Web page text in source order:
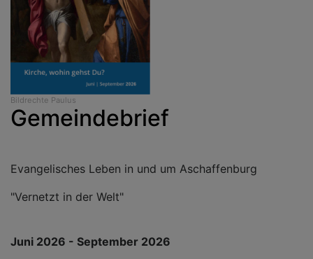
Bildrechte Paulus
Gemeindebrief
Evangelisches Leben in und um Aschaffenburg
"Vernetzt in der Welt"
Juni 2026 - September 2026